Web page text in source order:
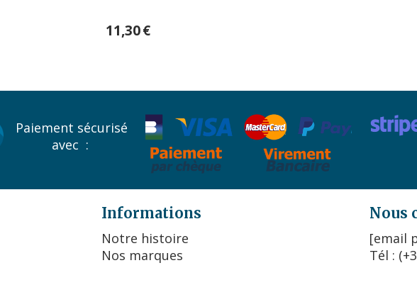
11,30€
Paiement sécurisé
avec :
Informations
Notre histoire
Nos marques
Nous
[email
Tél :